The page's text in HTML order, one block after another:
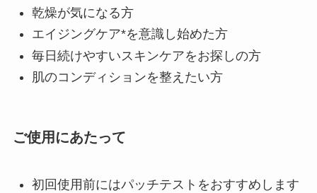
乾燥が気になる方
エイジングケア*を意識し始めた方
毎日続けやすいスキンケアをお探しの方
肌のコンディションを整えたい方
ご使用にあたって
初回使用前にはパッチテストをおすすめします